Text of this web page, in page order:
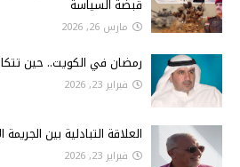
قبضة السياسة
مارس 26, 2026
رمضان في الكويت.. حين
فبراير 23, 2026
العلاقة التبادلية بين
فبراير 23, 2026